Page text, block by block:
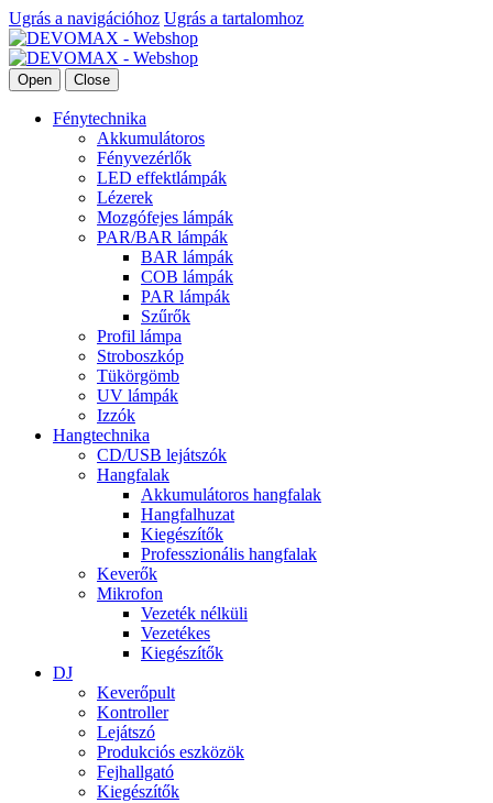
Ugrás a navigációhoz Ugrás a tartalomhoz
Open Close
Fénytechnika
Akkumulátoros
Fényvezérlők
LED effektlámpák
Lézerek
Mozgófejes lámpák
PAR/BAR lámpák
BAR lámpák
COB lámpák
PAR lámpák
Szűrők
Profil lámpa
Stroboszkóp
Tükörgömb
UV lámpák
Izzók
Hangtechnika
CD/USB lejátszók
Hangfalak
Akkumulátoros hangfalak
Hangfalhuzat
Kiegészítők
Professzionális hangfalak
Keverők
Mikrofon
Vezeték nélküli
Vezetékes
Kiegészítők
DJ
Keverőpult
Kontroller
Lejátszó
Produkciós eszközök
Fejhallgató
Kiegészítők